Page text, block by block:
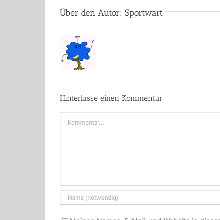
Über den Autor: Sportwart
Hinterlasse einen Kommentar